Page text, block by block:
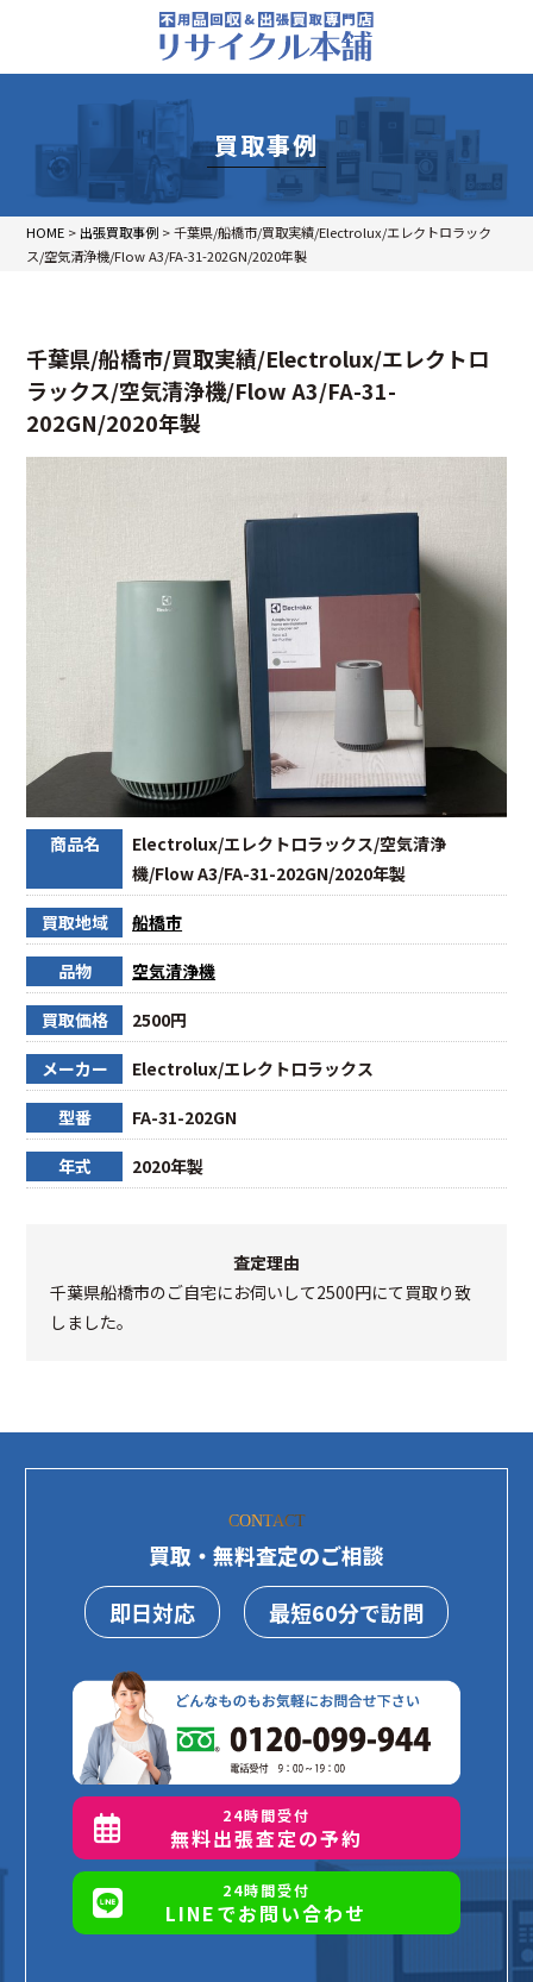
買取事例
HOME > 出張買取事例 >千葉県/船橋市/買取実績/Electrolux/エレクトロラック
ス/空気清浄機/Flow A3/FA-31-202GN/2020年製
千葉県/船橋市/買取実績/Electrolux/エレクトロ
ラックス/空気清浄機/Flow A3/FA-31-
202GN/2020年製
商品名
Electrolux/エレクトロラックス/空気清浄
機/Flow A3/FA-31-202GN/2020年製
買取地域 船橋市
品物 空気清浄機
買取価格 2500円
メーカー Electrolux/エレクトロラックス
型番 FA-31-202GN
年式 2020年製
査定理由
千葉県船橋市のご自宅にお伺いして2500円にて買取り致
しました。
CONTACT
買取・無料査定のご相談
即日対応
最短60分で訪問
24時間受付
無料出張査定の予約
24時間受付
LINEでお問い合わせ